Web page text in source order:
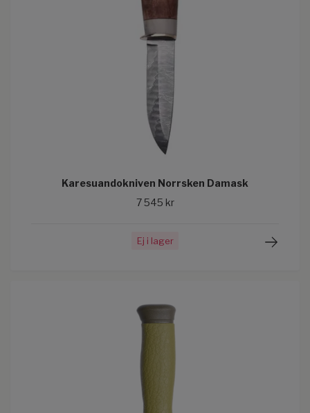
Karesuandokniven Norrsken Damask
7 545 kr
Ej i lager